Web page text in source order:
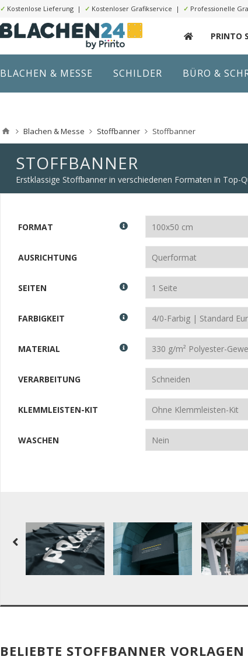
✓ Kostenlose Lieferung | ✓ Kostenloser Grafikservice | ✓ Professionelle
PRINTO
BLACHEN & MESSE SCHILDER BÜRO &
Blachen & Messe Stoffbanner Stoffbanner
STOFFBANNER
Erstklassige Stoffbanner in verschiedenen Formaten in Top-
FORMAT
AUSRICHTUNG
SEITEN
FARBIGKEIT
MATERIAL
VERARBEITUNG
KLEMMLEISTEN-KIT
WASCHEN
BELIEBTE STOFFBANNER